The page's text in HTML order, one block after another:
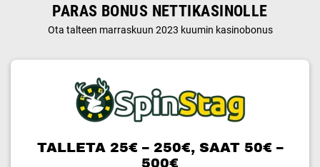
PARAS BONUS NETTIKASINOLLE
Ota talteen marraskuun 2023 kuumin kasinobonus
TALLETA 25€ – 250€, SAAT 50€ –
500€